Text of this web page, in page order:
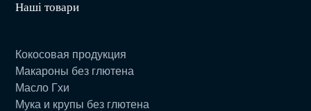
Наші товари
Кокосовая продукция
Макароны без глютена
Масло Гхи
Мука и крупы без глютена